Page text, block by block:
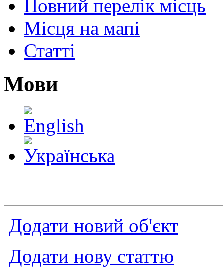
Повний перелік місць
Місця на мапі
Статті
Мови
Додати новий об'єкт
Додати нову статтю